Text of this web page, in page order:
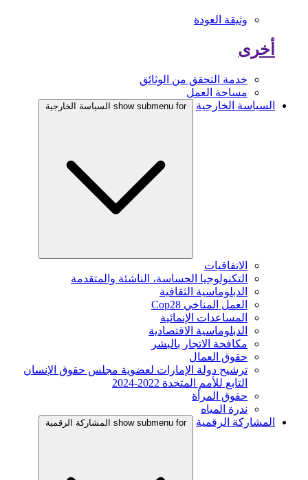
وثيقة العودة
أخرى
خدمة التحقق من الوثائق
مساحة العمل
السياسة الخارجية
show submenu for السياسة الخارجية
الاتفاقيات
التكنولوجيا الحساسة، الناشئة والمتقدمة
الدبلوماسية الثقافية
العمل المناخي Cop28
المساعدات الإنمائية
الدبلوماسية الاقتصادية
مكافحة الاتجار بالبشر
حقوق العمال
ترشيح دولة الإمارات لعضوية مجلس حقوق الإنسان
التابع للأمم المتحدة 2022-2024
حقوق المرأة
ندرة المياه
المشاركة الرقمية
show submenu for المشاركة الرقمية